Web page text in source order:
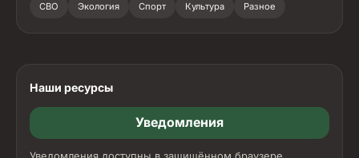
СВО Экология Спорт Культура Разное
Наши ресурсы
Уведомления